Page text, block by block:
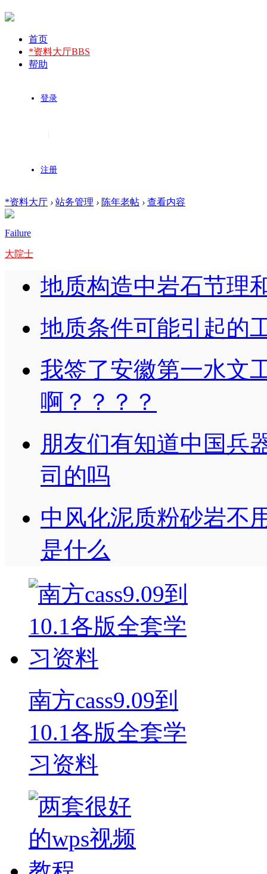
首页
*资料大厅BBS
帮助
登录
注册
*资料大厅 › 站务管理 › 陈年老帖 › 查看内容
Failure
大院士
地质构造中岩石节理
地质条件可能引起的
我签了安徽第一水文
啊？？？？
朋友们有知道中国兵
司的吗
中风化泥质粉砂岩不
是什么
南方cass9.09到
10.1各版全套学
习资料